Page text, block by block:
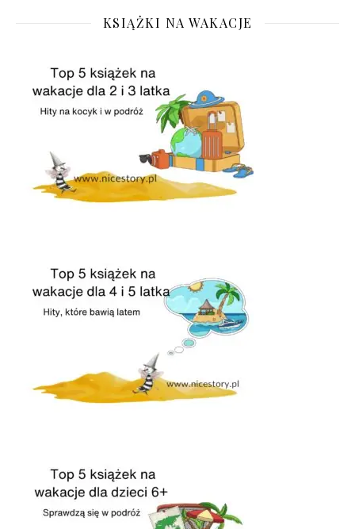
KSIĄŻKI NA WAKACJE